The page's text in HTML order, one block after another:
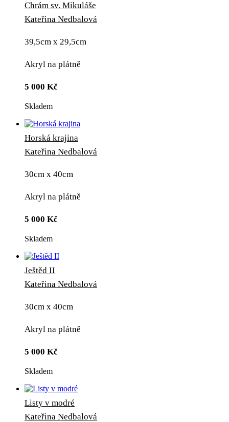
Chrám sv. Mikuláše
Kateřina Nedbalová
39,5cm x 29,5cm
Akryl na plátně
5 000 Kč
Skladem
Horská krajina
Kateřina Nedbalová
30cm x 40cm
Akryl na plátně
5 000 Kč
Skladem
Ještěd II
Kateřina Nedbalová
30cm x 40cm
Akryl na plátně
5 000 Kč
Skladem
Listy v modré
Kateřina Nedbalová